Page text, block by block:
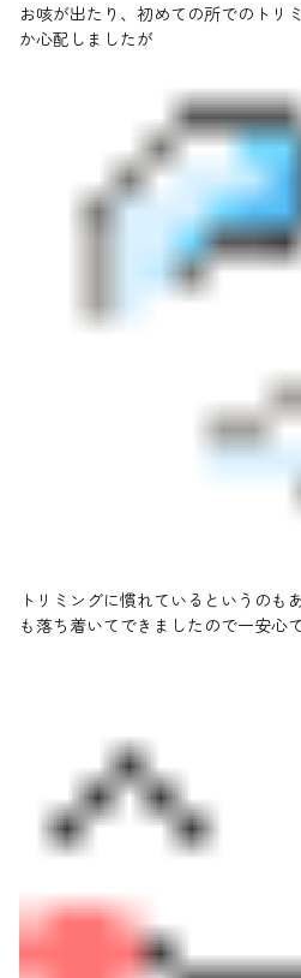
お咳が出たり、初めての所でのトリ
か心配しましたが
トリミングに慣れているというのも
も落ち着いてできましたので一安心